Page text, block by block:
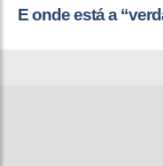
E onde está a